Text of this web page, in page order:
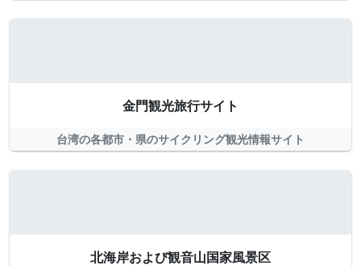
金門観光旅行サイト
台湾の各都市・県のサイクリング観光情報サイト
北海岸および観音山国家風景区